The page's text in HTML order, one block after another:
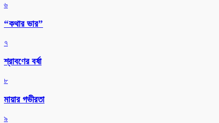
৬
“কথার ভার”
৭
শ্রাবণের বর্ষা
৮
মায়ার গভীরতা
৯